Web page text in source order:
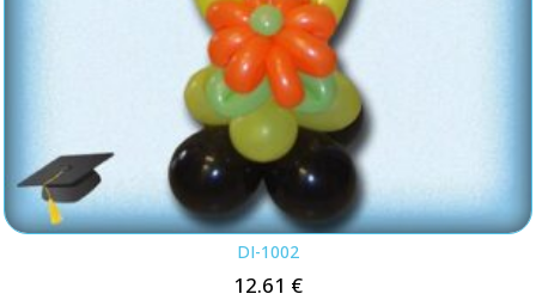
DI-1002
12.61 €